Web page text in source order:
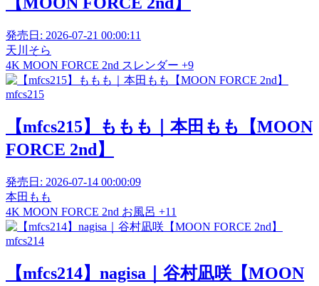
発売日: 2026-07-21 00:00:11
天川そら
4K MOON FORCE 2nd スレンダー +9
mfcs215
【mfcs215】ももも｜本田もも【MOON
FORCE 2nd】
発売日: 2026-07-14 00:00:09
本田もも
4K MOON FORCE 2nd お風呂 +11
mfcs214
【mfcs214】nagisa｜谷村凪咲【MOON